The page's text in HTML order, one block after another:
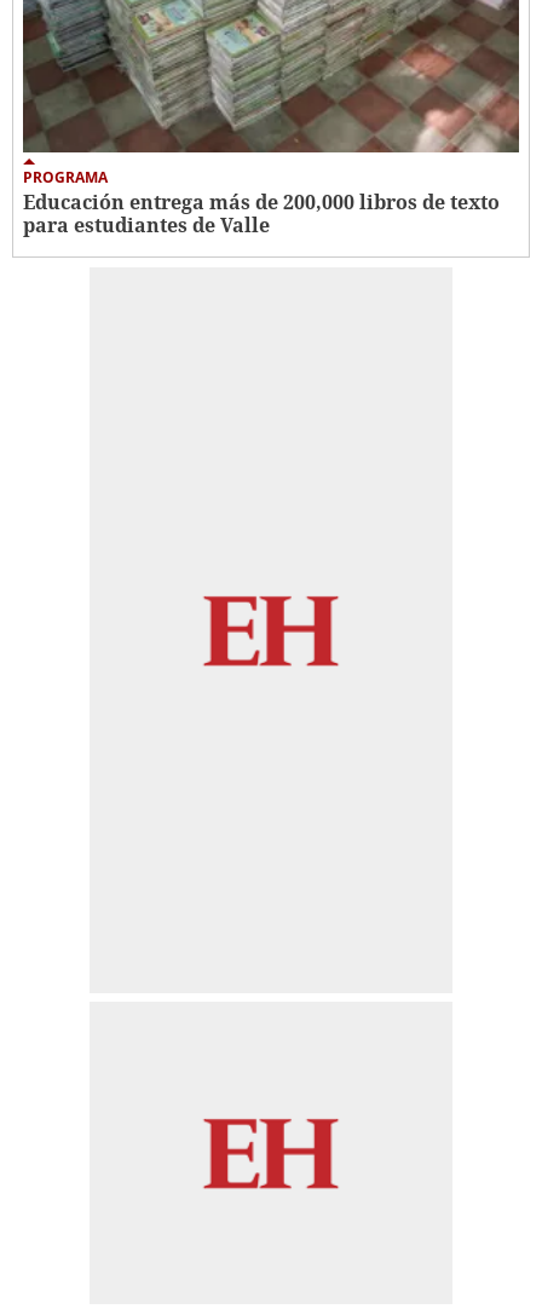
PROGRAMA
Educación entrega más de 200,000 libros de texto
para estudiantes de Valle